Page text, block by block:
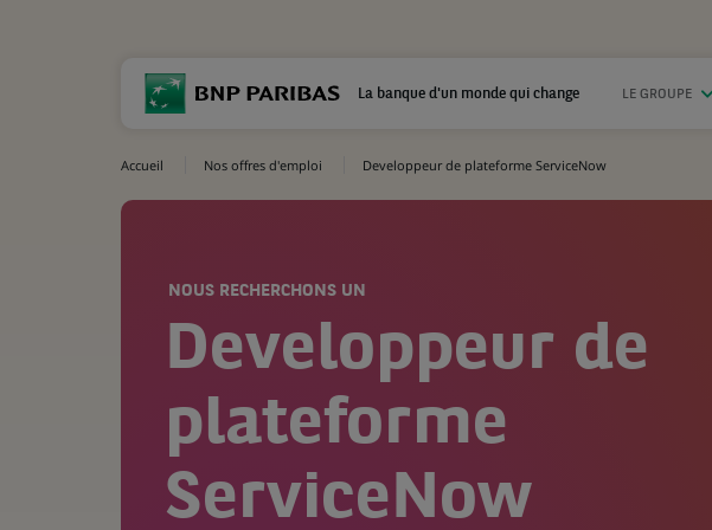
La banque d'un monde qui change LE GROUPE
Accueil Nos offres d'emploi Developpeur de plateforme ServiceNow
NOUS RECHERCHONS UN
Developpeur de
plateforme
ServiceNow